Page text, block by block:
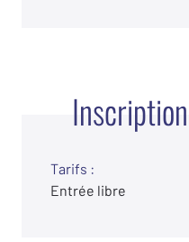
Inscription
Tarifs :
Entrée libre